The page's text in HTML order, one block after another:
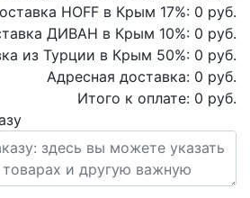
HOFF в Крым 17%: 0 руб.
ДИВАН в Крым 10%: 0 руб.
из Турции в Крым 50%: 0 руб.
Адресная доставка: 0 руб.
Итого к оплате: 0 руб.